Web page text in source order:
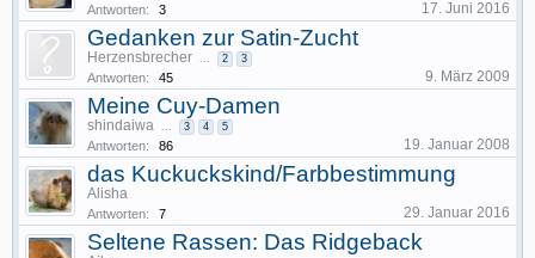
Antworten: 3 17. Juni 2016
Gedanken zur Satin-Zucht
Herzensbrecher ... 2 3
Antworten: 45 9. März 2009
Meine Cuy-Damen
shindaiwa ... 3 4 5
Antworten: 86 19. Januar 2008
das Kuckuckskind/Farbbestimmung
Alisha
Antworten: 7 29. Januar 2016
Seltene Rassen: Das Ridgeback